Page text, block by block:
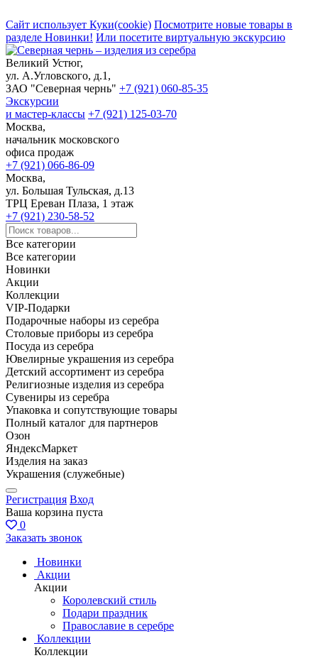
Сайт использует Куки(cookie) Посмотрите новые товары в
разделе Новинки! Или посетите виртуальную экскурсию
Великий Устюг,
ул. А.Угловского, д.1,
ЗАО "Северная чернь" +7 (921) 060-85-35
Экскурсии
и мастер-классы +7 (921) 125-03-70
Москва,
начальник московского
офиса продаж
+7 (921) 066-86-09
Москва,
ул. Большая Тульская, д.13
ТРЦ Ереван Плаза, 1 этаж
+7 (921) 230-58-52
Все категории
Все категории
Новинки
Акции
Коллекции
VIP-Подарки
Подарочные наборы из серебра
Столовые приборы из серебра
Посуда из серебра
Ювелирные украшения из серебра
Детский ассортимент из серебра
Религиозные изделия из серебра
Сувениры из серебра
Упаковка и сопутствующие товары
Полный каталог для партнеров
Озон
ЯндексМаркет
Изделия на заказ
Украшения (служебные)
Регистрация Вход
Ваша корзина пуста
0
Заказать звонок
Новинки
Акции
Акции
Королевский стиль
Подари праздник
Православие в серебре
Коллекции
Коллекции